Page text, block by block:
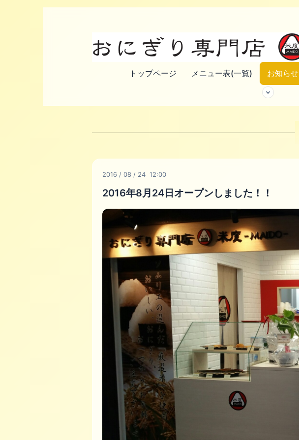
トップページ メニュー表(一覧) お知らせ
2016 / 08 / 24 12:00
2016年8月24日オープンしました！！